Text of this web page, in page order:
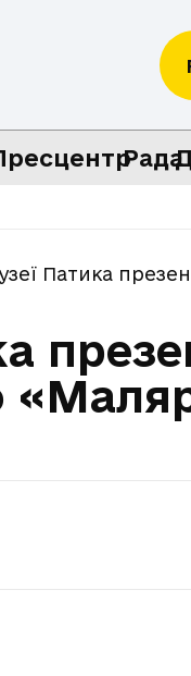
Рада
Патика